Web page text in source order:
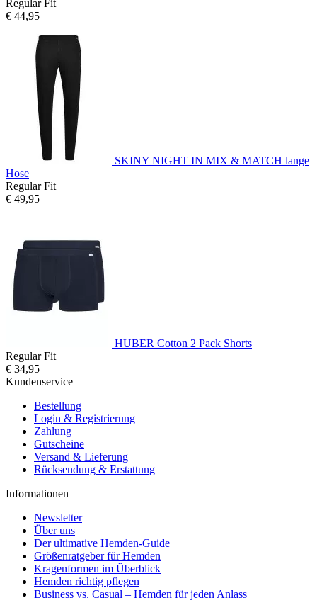
Regular Fit
€ 44,95
SKINY NIGHT IN MIX & MATCH lange
Hose
Regular Fit
€ 49,95
HUBER Cotton 2 Pack Shorts
Regular Fit
€ 34,95
Kundenservice
Bestellung
Login & Registrierung
Zahlung
Gutscheine
Versand & Lieferung
Rücksendung & Erstattung
Informationen
Newsletter
Über uns
Der ultimative Hemden-Guide
Größenratgeber für Hemden
Kragenformen im Überblick
Hemden richtig pflegen
Business vs. Casual – Hemden für jeden Anlass